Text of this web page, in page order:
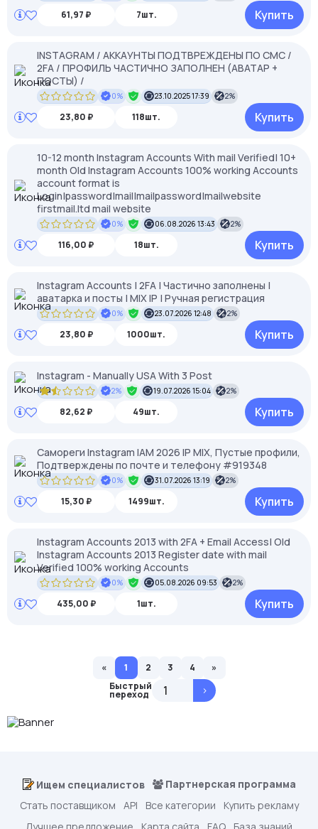
61,97 ₽ 7шт. Купить
INSTAGRAM / АККАУНТЫ ПОДТВРЕЖДЕНЫ ПО СМС /
2FA / ПРОФИЛЬ ЧАСТИЧНО ЗАПОЛНЕН (АВАТАР +
ПОСТЫ) /
0% 23.10.2025 17:39 2%
23,80 ₽ 118шт. Купить
10-12 month Instagram Accounts With mail Verified| 10+
month Old Instagram Accounts 100% working Accounts
account format is
Login|password|mail|mailpassword|mailwebsite
firstmail.ltd mail website
0% 06.08.2026 13:43 2%
116,00 ₽ 18шт. Купить
Instagram Accounts | 2FA | Частично заполнены |
аватарка и посты | MIX IP | Ручная регистрация
0% 23.07.2026 12:48 2%
23,80 ₽ 1000шт. Купить
Instagram - Manually USA With 3 Post
2% 19.07.2026 15:04 2%
82,62 ₽ 49шт. Купить
Самореги Instagram IAM 2026 IP MIX, Пустые профили,
Подтверждены по почте и телефону #919348
0% 31.07.2026 13:19 2%
15,30 ₽ 1499шт. Купить
Instagram Accounts 2013 with 2FA + Email Access| Old
Instagram Accounts 2013 Register date with mail
Verified 100% working Accounts
0% 05.08.2026 09:53 2%
435,00 ₽ 1шт. Купить
« 1 2 3 4
»
Быстрый
переход >
Ищем специалистов
Партнерская программа
Стать поставщиком
API Все категории
Купить рекламу